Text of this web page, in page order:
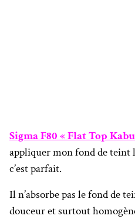
Sigma F80 « Flat Top
appliquer mon fond de teint
c’est parfait.
Il n’absorbe pas le fond de
douceur et surtout